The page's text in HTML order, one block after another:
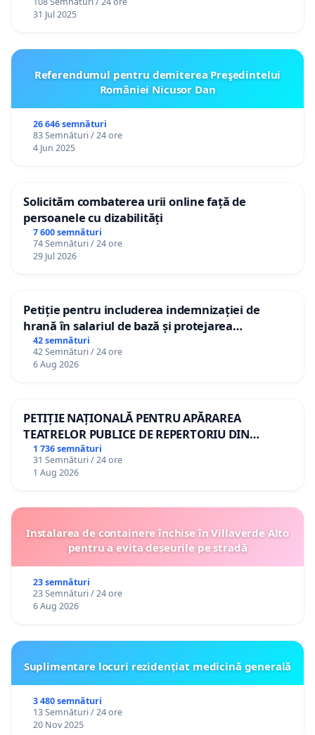
31 Jul 2025
Referendumul pentru demiterea Preşedintelui
României Nicusor Dan
26 646 semnături
83 Semnături / 24 ore
4 Jun 2025
Solicităm combaterea urii online față de
persoanele cu dizabilități
7 600 semnături
74 Semnături / 24 ore
29 Jul 2026
Petiție pentru includerea indemnizației de
hrană în salariul de bază și protejarea
gradațiilor de vechime pentru asistenții
personali
42 semnături
42 Semnături / 24 ore
6 Aug 2026
PETIȚIE NAȚIONALĂ PENTRU APĂRAREA
TEATRELOR PUBLICE DE REPERTORIU DIN
ROMÂNIA
1 736 semnături
31 Semnături / 24 ore
1 Aug 2026
Instalarea de containere închise în Villaverde Alto
pentru a evita deșeurile pe stradă
23 semnături
23 Semnături / 24 ore
6 Aug 2026
Suplimentare locuri rezidențiat medicină generală
3 480 semnături
13 Semnături / 24 ore
20 Nov 2025